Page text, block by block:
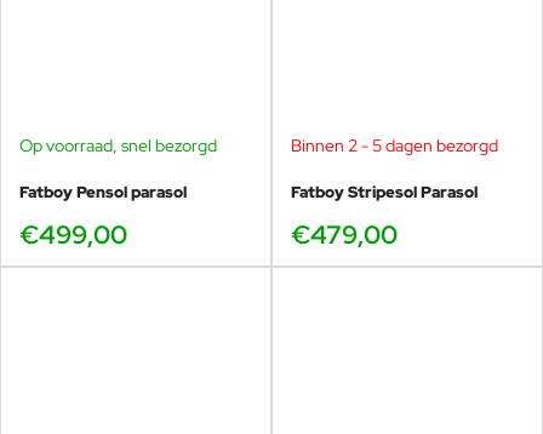
Op voorraad, snel bezorgd
Fatboy Pensol parasol
€499,00
Binnen 2 - 5 dagen bezorgd
Fatboy Stripesol Parasol
€479,00